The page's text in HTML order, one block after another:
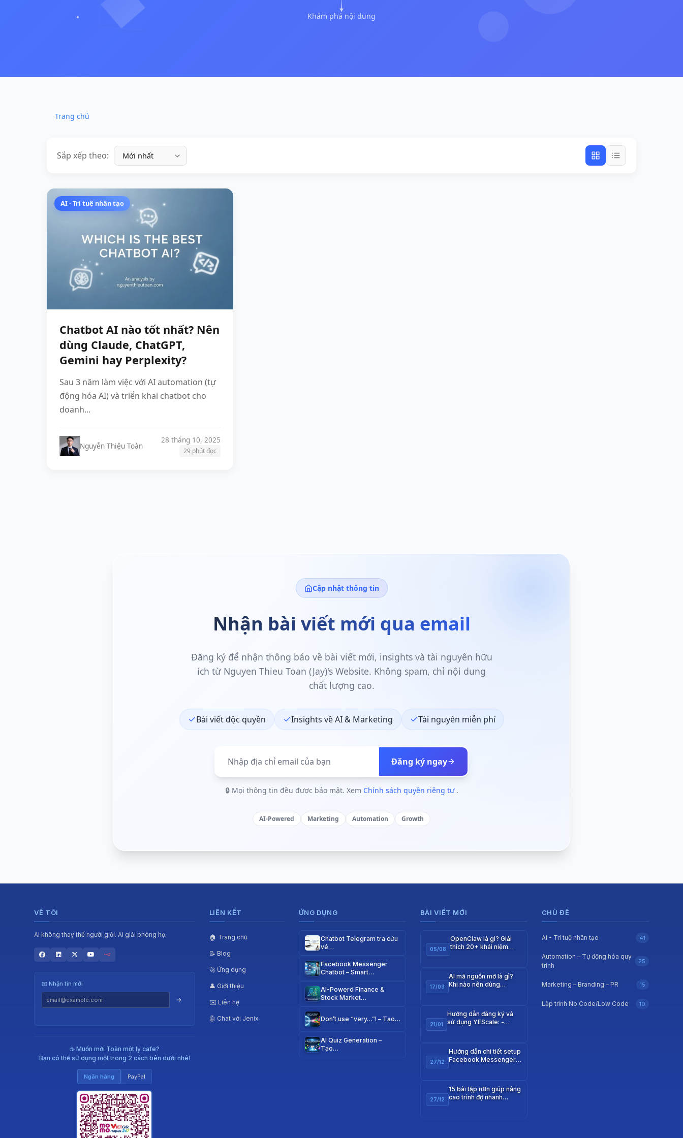
Khám phá nội dung
Trang chủ
Sắp xếp theo:
AI - Trí tuệ nhân tạo
Chatbot AI nào tốt nhất? Nên
dùng Claude, ChatGPT,
Gemini hay Perplexity?
Sau 3 năm làm việc với AI automation (tự
động hóa AI) và triển khai chatbot cho
doanh...
Nguyễn Thiệu Toàn
28 tháng 10, 2025
29 phút đọc
Cập nhật thông tin
Nhận bài viết mới qua email
Đăng ký để nhận thông báo về bài viết mới, insights và tài nguyên hữu
ích từ Nguyen Thieu Toan (Jay)'s Website. Không spam, chỉ nội dung
chất lượng cao.
Bài viết độc quyền Insights về AI & Marketing Tài nguyên miễn phí
Đăng ký ngay
🔒 Mọi thông tin đều được bảo mật. Xem Chính sách quyền riêng tư .
AI-Powered Marketing Automation Growth
VỀ TÔI
AI không thay thế người giỏi. AI giải phóng họ.
📧 Nhận tin mới
→
☕ Muốn mời Toàn một ly cafe?
Bạn có thể sử dụng một trong 2 cách bên dưới nhé!
Ngân hàng PayPal
LIÊN KẾT
🏠 Trang chủ
📝 Blog
🚀 Ứng dụng
👤 Giới thiệu
✉️ Liên hệ
🤖 Chat với Jenix
ỨNG DỤNG
Chatbot Telegram tra cứu
vé…
Facebook Messenger
Chatbot – Smart…
AI-Powerd Finance &
Stock Market…
Don’t use “very…”! – Tạo…
AI Quiz Generation –
Tạo…
BÀI VIẾT MỚI
05/08
OpenClaw là gì? Giải
thích 20+ khái niệm
quan trọng…
17/03
AI mã nguồn mở là gì?
Khi nào nên dùng…
21/01
Hướng dẫn đăng ký và
sử dụng YEScale: -
mua…
27/12
Hướng dẫn chi tiết setup
Facebook Messenger
webhook từ n8n…
27/12
15 bài tập n8n giúp nâng
cao trình độ nhanh…
CHỦ ĐỀ
AI - Trí tuệ nhân tạo 41
Automation – Tự động hóa quy
trình
25
Marketing – Branding – PR 15
Lập trình No Code/Low Code 10